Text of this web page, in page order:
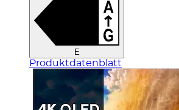
E
Produktdatenblatt